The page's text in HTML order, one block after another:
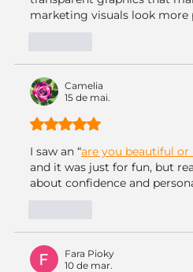
marketing visuals look more
Camelia
15 de mai.
Avaliado com 5 de 5
I saw an “are you beautiful or
and it was just for fun, but
about confidence and
Fara Pioky
10 de mar.